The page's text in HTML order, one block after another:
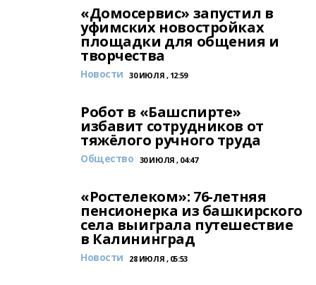
«Домосервис» запустил в
уфимских новостройках
площадки для общения и
творчества
Новости 30 ИЮЛЯ , 12:59
Робот в «Башспирте»
избавит сотрудников от
тяжёлого ручного труда
Общество 30 ИЮЛЯ , 04:47
«Ростелеком»: 76-летняя
пенсионерка из башкирского
села выиграла путешествие
в Калининград
Новости 28 ИЮЛЯ , 05:53